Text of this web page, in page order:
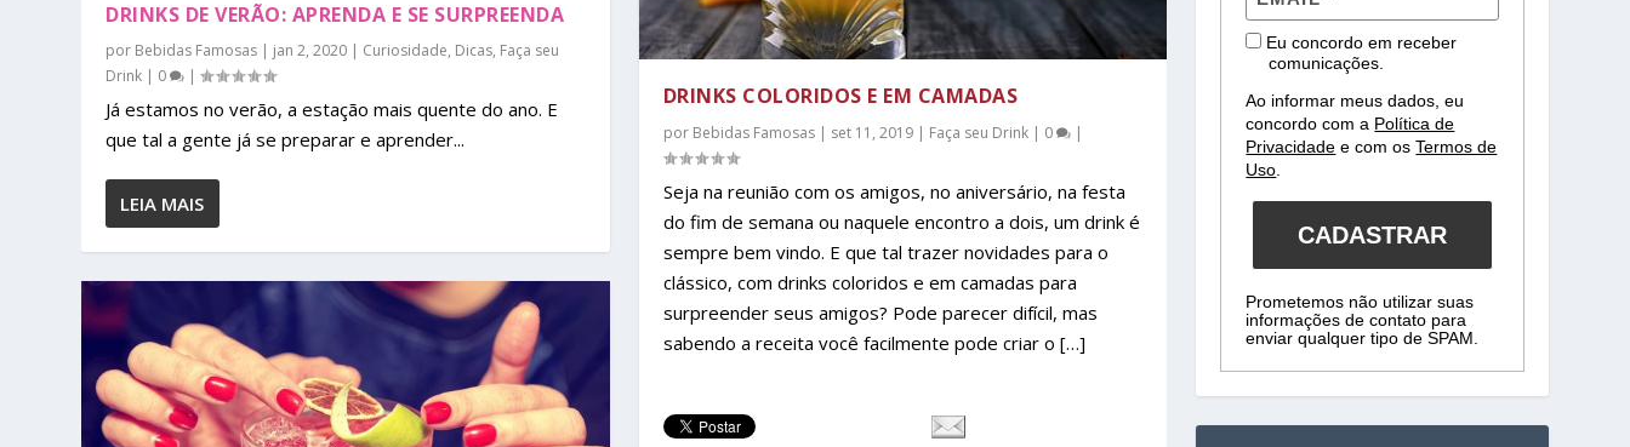
DRINKS DE VERÃO: APRENDA E SE SURPREENDA
por Bebidas Famosas | jan 2, 2020 | Curiosidade, Dicas, Faça seu
Drink | 0 |
Já estamos no verão, a estação mais quente do ano. E
que tal a gente já se preparar e aprender...
LEIA MAIS
DRINKS COLORIDOS E EM CAMADAS
por Bebidas Famosas| set 11, 2019| Faça seu Drink| 0 |
Seja na reunião com os amigos, no aniversário, na festa
do fim de semana ou naquele encontro a dois, um drink é
sempre bem vindo. E que tal trazer novidades para o
clássico, com drinks coloridos e em camadas para
surpreender seus amigos? Pode parecer difícil, mas
sabendo a receita você facilmente pode criar o […]
Eu concordo em receber
comunicações.
Ao informar meus dados, eu
concordo com a Política de
Privacidade e com osTermos de
Uso
CADASTRAR
Prometemos não utilizar suas
informações de contato para
enviar qualquer tipo de SPAM.